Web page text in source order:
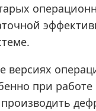
версиях
при работе